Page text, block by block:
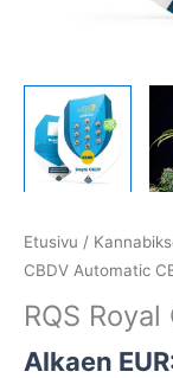
Etusivu /
CBDV Automatic
RQS
Alkaen